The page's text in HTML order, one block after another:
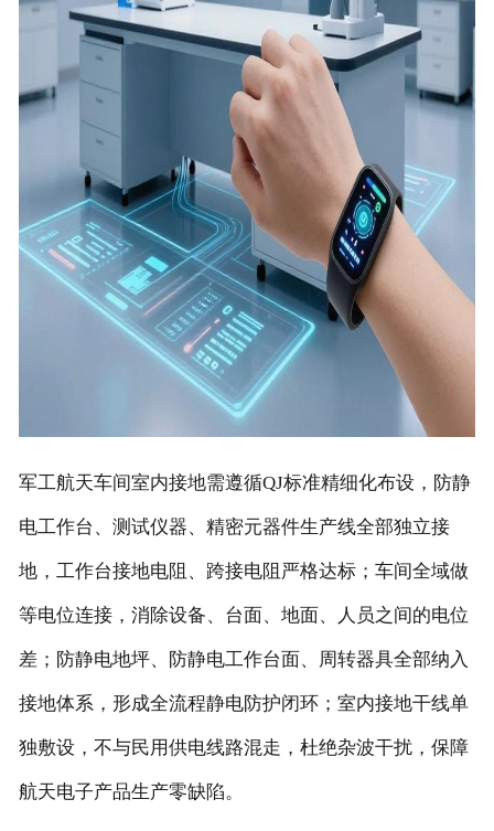
军工航天车间室内接地需遵循QJ标准精细化布设，防静
电工作台、测试仪器、精密元器件生产线全部独立接
地，工作台接地电阻、跨接电阻严格达标；车间全域做
等电位连接，消除设备、台面、地面、人员之间的电位
差；防静电地坪、防静电工作台面、周转器具全部纳入
接地体系，形成全流程静电防护闭环；室内接地干线单
独敷设，不与民用供电线路混走，杜绝杂波干扰，保障
航天电子产品生产零缺陷。